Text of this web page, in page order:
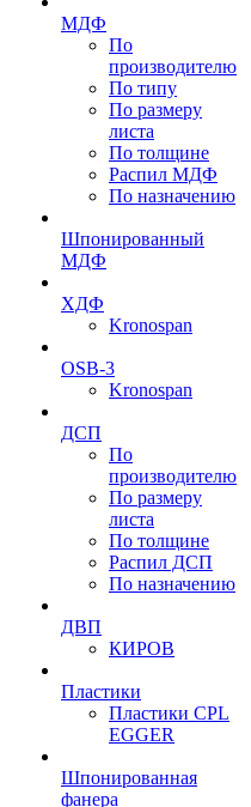
МДФ
По
производителю
По типу
По размеру
листа
По толщине
Распил МДФ
По назначению
Шпонированный
МДФ
ХДФ
Kronospan
OSB-3
Kronospan
ДСП
По
производителю
По размеру
листа
По толщине
Распил ДСП
По назначению
ДВП
КИРОВ
Пластики
Пластики CPL
EGGER
Шпонированная
фанера